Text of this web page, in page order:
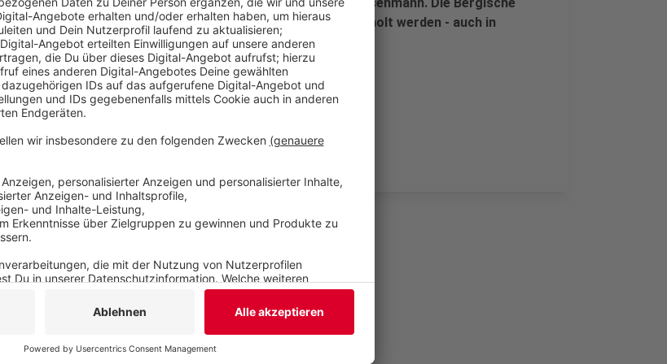
Expo soll nach der Premiere in Wuppertal regelmäßig wiederholt werden - auch in
Solingen und Remscheid.Alle Infos
Veröffentlicht:Mittwoch, 30.08.2023 09:59
Anzeige